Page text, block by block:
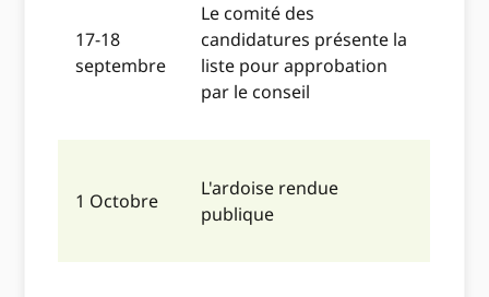
17-18
septembre
Le comité des
candidatures présente la
liste pour approbation
par le conseil
1 Octobre
L'ardoise rendue
publique